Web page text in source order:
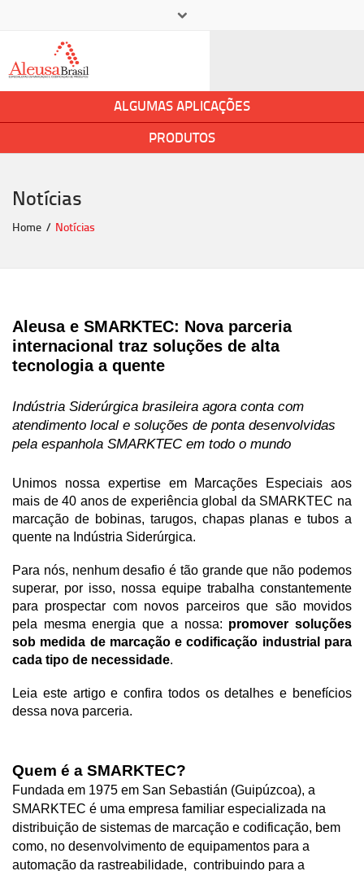
ALGUMAS APLICAÇÕES
PRODUTOS
Notícias
Home Notícias
Aleusa e SMARKTEC: Nova parceria
internacional traz soluções de alta
tecnologia a quente
Indústria Siderúrgica brasileira agora conta com
atendimento local e soluções de ponta desenvolvidas
pela espanhola SMARKTEC em todo o mundo
Unimos nossa expertise em Marcações Especiais aos
mais de 40 anos de experiência global da SMARKTEC na
marcação de bobinas, tarugos, chapas planas e tubos a
quente na Indústria Siderúrgica.
Para nós, nenhum desafio é tão grande que não podemos
superar, por isso, nossa equipe trabalha constantemente
para prospectar com novos parceiros que são movidos
pela mesma energia que a nossa: promover soluções
sob medida de marcação e codificação industrial para
cada tipo de necessidade.
Leia este artigo e confira todos os detalhes e benefícios
dessa nova parceria.
Quem é a SMARKTEC?
Fundada em 1975 em San Sebastián (Guipúzcoa), a
SMARKTEC é uma empresa familiar especializada na
distribuição de sistemas de marcação e codificação, bem
como, no desenvolvimento de equipamentos para a
automação da rastreabilidade,  contribuindo para a